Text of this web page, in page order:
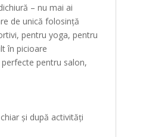
– nu mai ai
de unică folosință
pentru yoga, pentru
în picioare
perfecte pentru salon,
și după activități